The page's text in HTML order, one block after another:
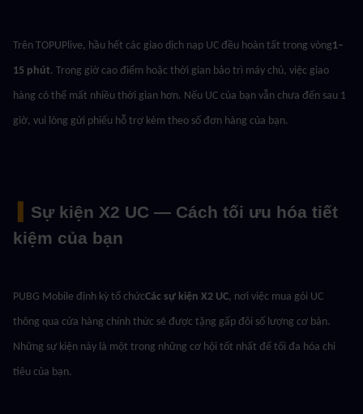
Trên TOPUPlive, hầu hết các giao dịch nạp UC đều hoàn tất trong vòng1–
15 phút. Trong giờ cao điểm hoặc thời gian bảo trì máy chủ, việc giao
hàng có thể mất nhiều thời gian hơn. Nếu UC của bạn vẫn chưa đến sau 1
giờ, vui lòng gửi phiếu hỗ trợ kèm theo số đơn hàng của bạn.
Sự kiện X2 UC — Cách tối ưu hóa tiết
kiệm của bạn
PUBG Mobile định kỳ tổ chứcCác sự kiện X2 UC, nơi việc mua gói UC
thông qua cửa hàng chính thức sẽ được tặng gấp đôi số lượng cơ bản.
Những sự kiện này là một trong những cơ hội tốt nhất để tối đa hóa chi
tiêu của bạn.